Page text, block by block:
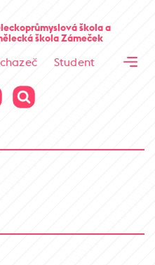
školaa
školaZámeček
Student